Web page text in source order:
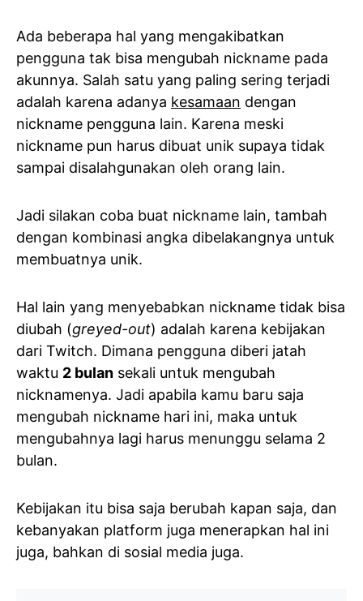
Ada beberapa hal yang mengakibatkan
pengguna tak bisa mengubah nickname pada
akunnya. Salah satu yang paling sering terjadi
adalah karena adanya kesamaan dengan
nickname pengguna lain. Karena meski
nickname pun harus dibuat unik supaya tidak
sampai disalahgunakan oleh orang lain.
Jadi silakan coba buat nickname lain, tambah
dengan kombinasi angka dibelakangnya untuk
membuatnya unik.
Hal lain yang menyebabkan nickname tidak bisa
diubah (greyed-out) adalah karena kebijakan
dari Twitch. Dimana pengguna diberi jatah
waktu 2 bulan sekali untuk mengubah
nicknamenya. Jadi apabila kamu baru saja
mengubah nickname hari ini, maka untuk
mengubahnya lagi harus menunggu selama 2
bulan.
Kebijakan itu bisa saja berubah kapan saja, dan
kebanyakan platform juga menerapkan hal ini
juga, bahkan di sosial media juga.